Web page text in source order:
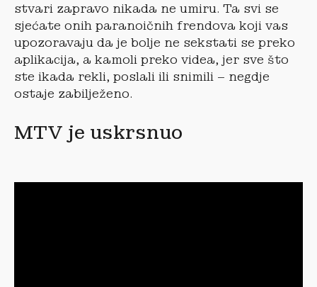
stvari zapravo nikada ne umiru. Ta svi se
sjećate onih paranoičnih frendova koji vas
upozoravaju da je bolje ne sekstati se preko
aplikacija, a kamoli preko videa, jer sve što
ste ikada rekli, poslali ili snimili – negdje
ostaje zabilježeno.
MTV je uskrsnuo